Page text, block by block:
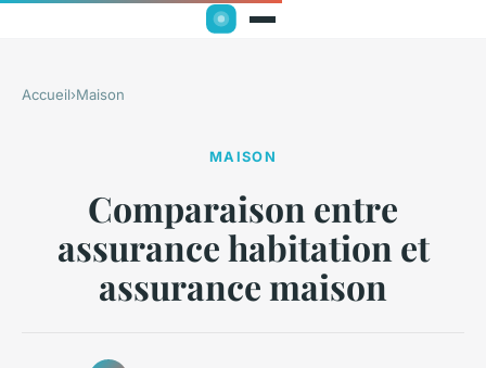
Accueil›Maison
MAISON
Comparaison entre
assurance habitation et
assurance maison